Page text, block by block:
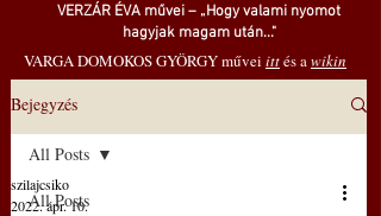
VERZÁR ÉVA művei – „Hogy valami nyomot
hagyjak magam után..."
VARGA DOMOKOS GYÖRGY művei ittés awikin
Bejegyzés
All Posts
All Posts
szilajcsiko
2022. ápr. 10.